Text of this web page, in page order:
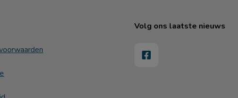
Volg ons laatste nieuws